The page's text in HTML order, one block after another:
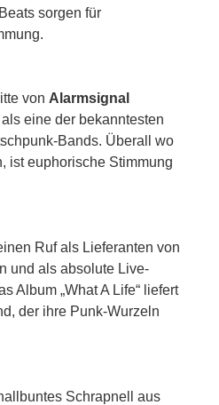
sorgen für
von Alarmsignal
eine der bekanntesten
Bands. Überall wo
ist euphorische Stimmung
Ruf als Lieferanten von
und als absolute Live-
Album „What A Life“ liefert
der ihre Punk-Wurzeln
Schrapnell aus